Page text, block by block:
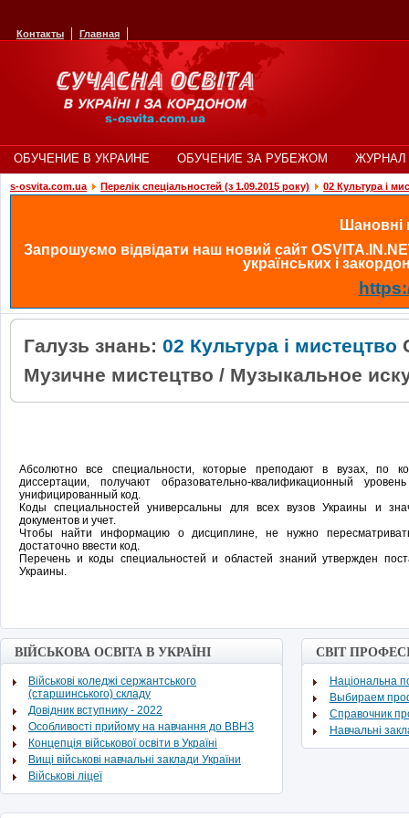
Контакты Главная
ОБУЧЕНИЕ В УКРАИНЕ ОБУЧЕНИЕ ЗА РУБЕЖОМ ЖУРНАЛ
s-osvita.com.ua Перелік спеціальностей (з 1.09.2015 року) 02 Культура і
Шановні
Запрошуємо відвідати наш новий сайт
українських і
Галузь знань: 02 Культура і мистецтво
Музичне мистецтво / Музыкальное
Абсолютно все специальности, которые преподают в вузах, по
диссертации, получают образовательно-квалификационный
унифицированный код.
Коды специальностей универсальны для всех вузов Украины и
документов и учет.
Чтобы найти информацию о дисциплине, не нужно
достаточно ввести код.
Перечень и коды специальностей и областей знаний утвержден
Украины.
ВІЙСЬКОВА ОСВІТА В УКРАЇНІ
Військові коледжі сержантського
(старшинського) складу
Довідник вступнику - 2022
Особливості прийому на навчання до ВВНЗ
Концепція військової освіти в Україні
Вищі військові навчальні заклади України
Військові ліцеї
СВІТ
Національна
Выбираем
Cправочник
Навчальні